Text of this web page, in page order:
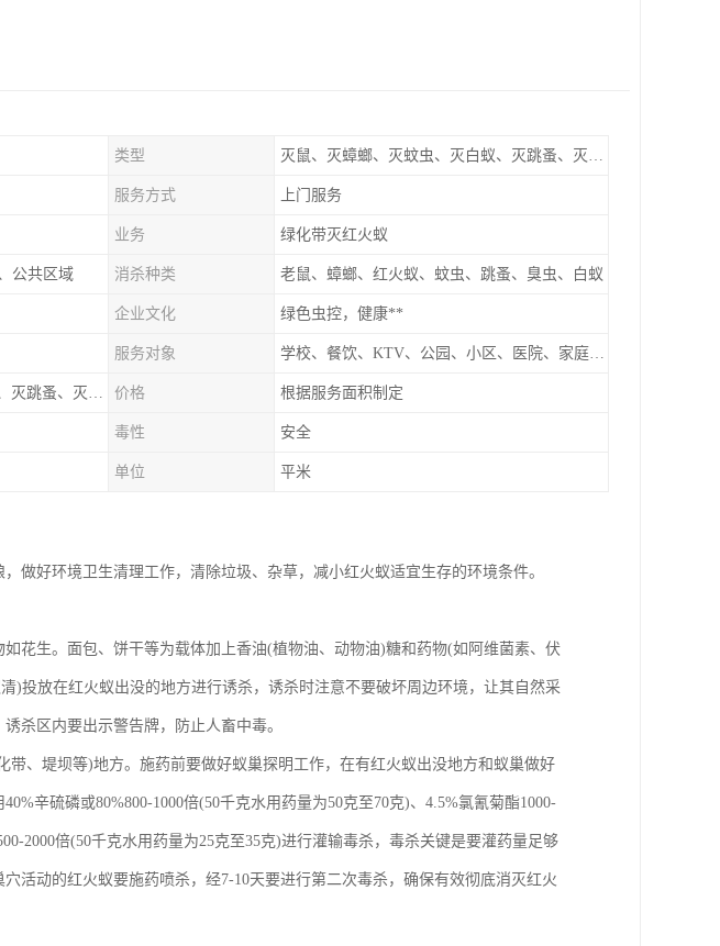
类型 灭鼠、灭蟑螂、灭蚊虫、灭白蚁、灭跳蚤、灭红火蚁
服务方式 上门服务
业务 绿化带灭红火蚁
公共区域 消杀种类 老鼠、蟑螂、红火蚁、蚊虫、跳蚤、臭虫、白蚁
企业文化 绿色虫控，健康**
服务对象 学校、餐饮、KTV、公园、小区、医院、家庭、超市
灭鼠、灭蟑螂、灭蚊虫、灭白蚁、灭跳蚤、灭红火蚁 价格 根据服务面积制定
毒性 安全
单位 平米
好环境卫生清理工作，清除垃圾、杂草，减小红火蚁适宜生存的环境条件。
生。面包、饼干等为载体加上香油(植物油、动物油)糖和药物(如阿维菌素、伏
)投放在红火蚁出没的地方进行诱杀，诱杀时注意不要破坏周边环境，让其自然采
杀区内要出示警告牌，防止人畜中毒。
、堤坝等)地方。施药前要做好蚁巢探明工作，在有红火蚁出没地方和蚁巢做好
辛硫磷或80%800-1000倍(50千克水用药量为50克至70克)、4.5%氯氰菊酯1000-
2000倍(50千克水用药量为25克至35克)进行灌输毒杀，毒杀关键是要灌药量足够
活动的红火蚁要施药喷杀，经7-10天要进行第二次毒杀，确保有效彻底消灭红火